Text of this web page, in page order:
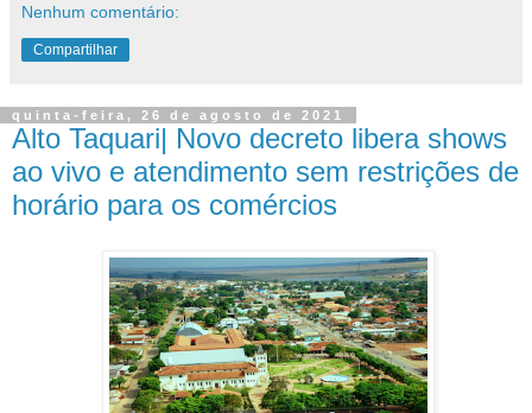
Nenhum comentário:
Compartilhar
quinta-feira, 26 de agosto de 2021
Alto Taquari| Novo decreto libera shows
ao vivo e atendimento sem restrições de
horário para os comércios